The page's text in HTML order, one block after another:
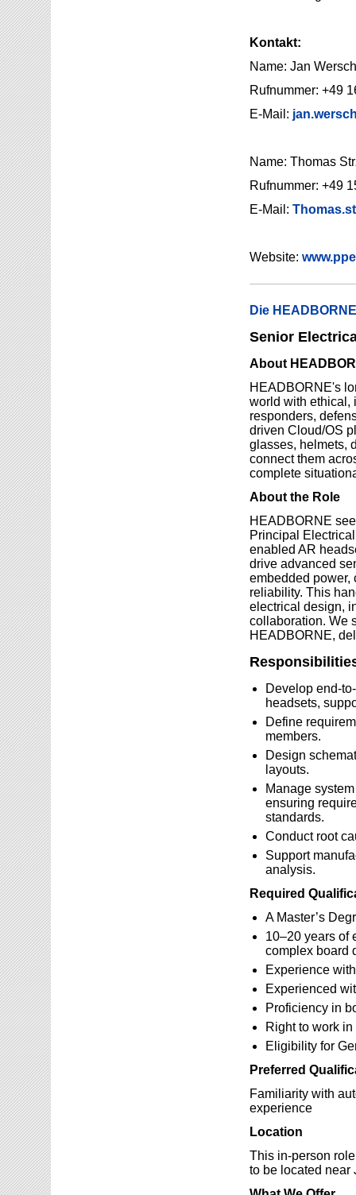
Kontakt:
Name: Jan
Rufnummer: +49
E-Mail:
Name: Thomas
Rufnummer: +49
E-Mail:
Website:
Die
Senior
About
HEADBORNE's
world with ethical,
responders,
driven Cloud/OS
glasses, helmets,
connect them
complete
About the Role
HEADBORNE
Principal
enabled AR
drive advanced
embedded power,
reliability. This
electrical design,
collaboration. We
HEADBORNE,
Develop end-
headsets,
Define
members.
Design
layouts.
Manage
ensuring
standards.
Conduct root
Support
analysis.
Required
A Master’s
10–20 years of
complex board
Experience
Experienced
Proficiency in
Right to work
Eligibility for
Preferred
Familiarity with
experience
Location
This in-person
to be located near